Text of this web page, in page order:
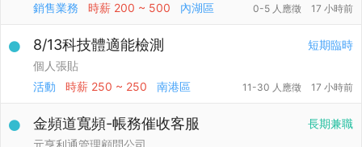
銷售業務
時薪 200 ~ 500 內湖區 0-5 人應徵 17 小時前
短期臨時
8/13科技體適能檢測
個人張貼
活動
時薪 250 ~ 250 南港區 11-30 人應徵 17 小時前
長期兼職
金頻道寬頻-帳務催收客服